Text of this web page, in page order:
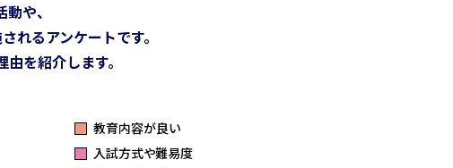
や、
れるアンケートです。
を紹介します。
教育内容が良い
入試方式や難易度